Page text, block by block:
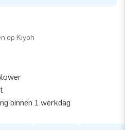
op Kiyoh
binnen 1 werkdag